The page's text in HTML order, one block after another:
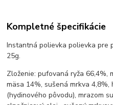
Kompletné špecifikácie
Instantná polievka polievka pre
25g.
Zloženie: pufovaná ryža 66,4%,
mäsa 14%, sušená mrkva
(hydinového pôvodu), mrazom